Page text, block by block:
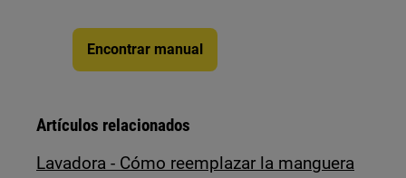
Encontrar manual
Artículos relacionados
Lavadora - Cómo reemplazar la manguera